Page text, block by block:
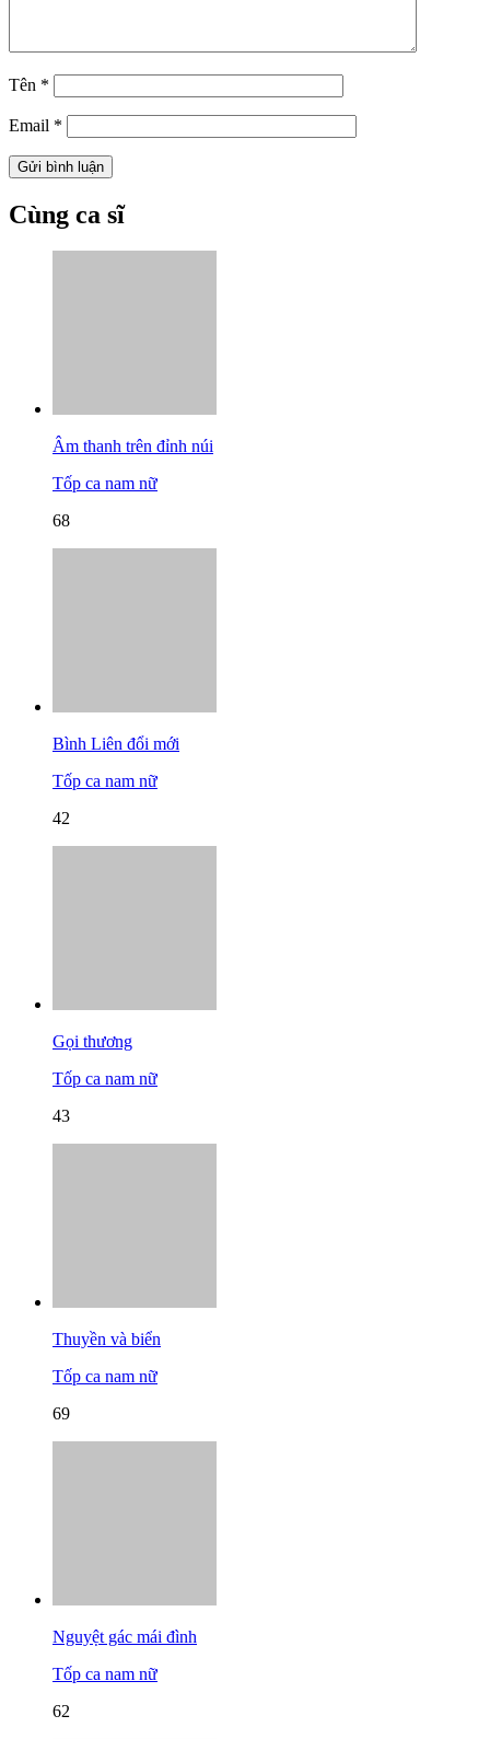
Tên *
Email *
Cùng ca sĩ
Âm thanh trên đỉnh núi
Tốp ca nam nữ
68
Bình Liên đổi mới
Tốp ca nam nữ
42
Gọi thương
Tốp ca nam nữ
43
Thuyền và biển
Tốp ca nam nữ
69
Nguyệt gác mái đình
Tốp ca nam nữ
62